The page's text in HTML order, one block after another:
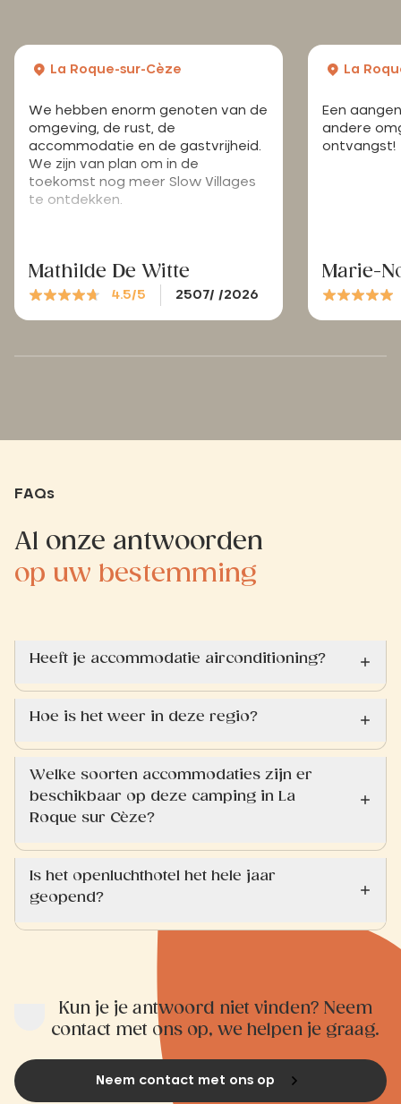
La Roque-sur-Cèze
We hebben enorm genoten van de
omgeving, de rust, de
accommodatie en de gastvrijheid.
We zijn van plan om in de
toekomst nog meer Slow Villages
te ontdekken.
Mathilde De Witte
4.5/5 2507/ /2026
La
Een
andere
ontvangst!
Marie-
FAQs
Al onze antwoorden
op uw bestemming
Heeft je accommodatie airconditioning?
Hoe is het weer in deze regio?
Welke soorten accommodaties zijn er
beschikbaar op deze camping in La
Roque sur Cèze?
Is het openluchthotel het hele jaar
geopend?
Kun je je antwoord niet vinden? Neem
contact met ons op, we helpen je graag.
Neem contact met ons op